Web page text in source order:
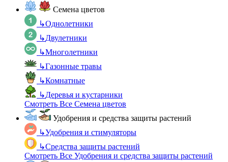
Семена цветов
↳Однолетники
↳Двулетники
↳Многолетники
↳Газонные травы
↳Комнатные
↳Деревья и кустарники
Смотреть Все Семена цветов
Удобрения и средства защиты растений
↳Удобрения и стимуляторы
↳Средства защиты растений
Смотреть Все Удобрения и средства защиты растений